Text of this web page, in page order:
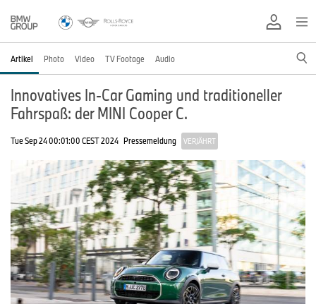
Artikel Photo Video TV Footage Audio
Innovatives In-Car Gaming und traditioneller
Fahrspaß: der MINI Cooper C.
Tue Sep 24 00:01:00 CEST 2024 Pressemeldung VERJÄHRT